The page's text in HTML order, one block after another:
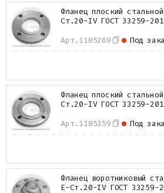
Арт. 1185269 Под
Фланец плоский
Ст.20-IV ГОСТ 33259-
Арт. 1185359 Под
Фланец плоский
Ст.20-IV ГОСТ 33259-
Фланец воротниковый
E-Ст.20-IV ГОСТ 33259-